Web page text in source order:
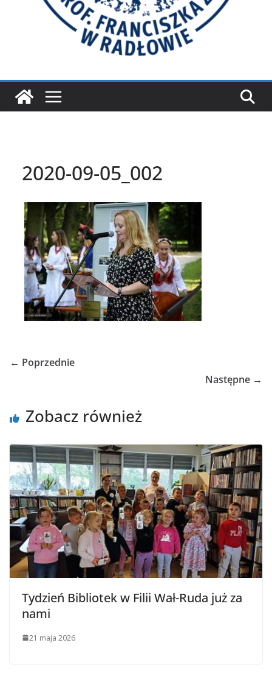
2020-09-05_002
← Poprzednie
Następne →
Zobacz również
Tydzień Bibliotek w Filii Wał-Ruda już za
nami
21 maja 2026